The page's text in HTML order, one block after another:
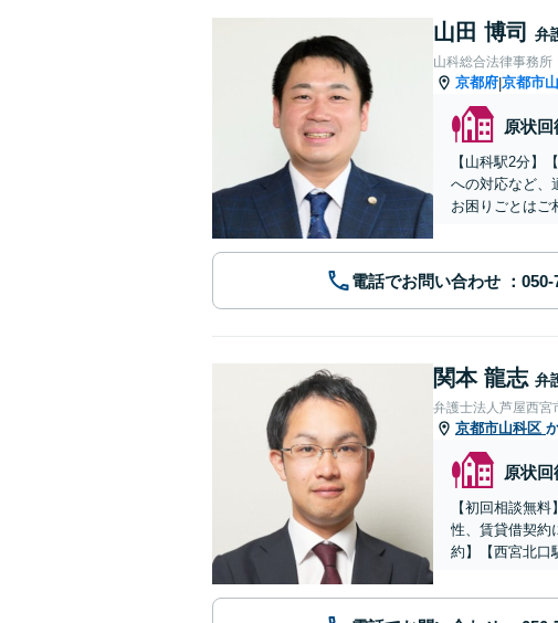
山田 博司 弁
山科総合法律事務所
京都府|京都市
原状
【山科駅2分】
への対応など、
お困りごとはご
電話でお問い合わせ
関本 龍志 弁
弁護士法人芦屋西宮
京都市山科区
原状
【初回相談無
性、賃貸借契約
約】【西宮北口